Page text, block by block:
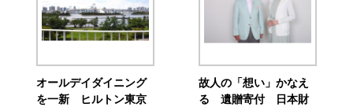
オールデイダイニング
を一新 ヒルトン東京
故人の「想い」かなえ
る 遺贈寄付 日本財